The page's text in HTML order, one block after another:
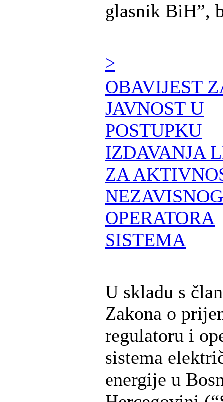
glasnik BiH”,
>
OBAVIJEST
JAVNOST U
POSTUPKU
IZDAVANJA
ZA
NEZAVISNOG
OPERATORA
SISTEMA
U skladu s
Zakona o
regulatoru i
sistema
energije u